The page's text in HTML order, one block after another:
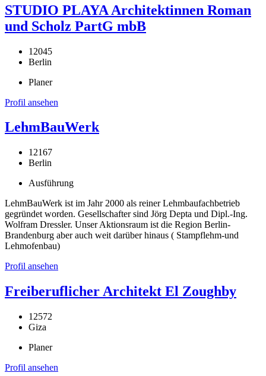
STUDIO PLAYA Architektinnen Roman
und Scholz PartG mbB
12045
Berlin
Planer
Profil ansehen
LehmBauWerk
12167
Berlin
Ausführung
LehmBauWerk ist im Jahr 2000 als reiner Lehmbaufachbetrieb
gegründet worden. Gesellschafter sind Jörg Depta und Dipl.-Ing.
Wolfram Dressler. Unser Aktionsraum ist die Region Berlin-
Brandenburg aber auch weit darüber hinaus ( Stampflehm-und
Lehmofenbau)
Profil ansehen
Freiberuflicher Architekt El Zoughby
12572
Giza
Planer
Profil ansehen